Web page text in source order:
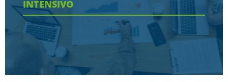
Ver más
INTENSIVO